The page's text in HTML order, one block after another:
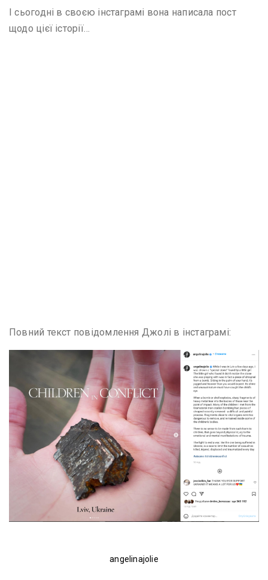
І сьогодні в своєю інстаграмі вона написала пост
щодо цієї історії…
Повний текст повідомлення Джолі в інстаграмі:
angelinajolie